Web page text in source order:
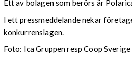
Ett av bolagen som berörs är
I ett pressmeddelande nekar
konkurrenslagen.
Foto: Ica Gruppen resp Coop Sverige